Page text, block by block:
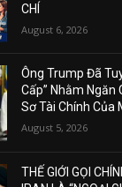
CHÍ
August 6, 2026
Ông Trump Đã
Cấp” Nhằm Ngăn
Sơ Tài Chính Của
August 5, 2026
THẾ GIỚI GỌI